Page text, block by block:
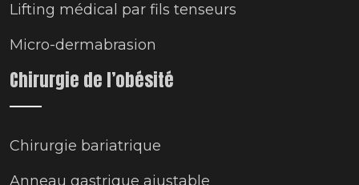
Lifting médical par fils tenseurs
Micro-dermabrasion
Chirurgie de l’obésité
Chirurgie bariatrique
Anneau gastrique ajustable